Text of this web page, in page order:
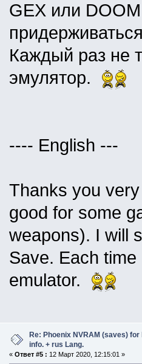
GEX или
Каждый раз не
эмулятор.
---- English ---
Thanks you
good for some
weapons). I will
Save. Each
emulator.
Re: Phoenix NVRAM (saves)
info. + rus Lang.
«Ответ #5 : 12 Март 2020, 12:15:01 »